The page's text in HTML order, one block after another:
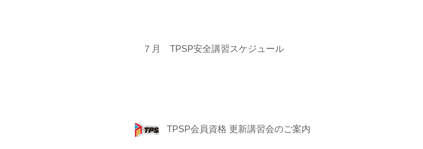
７月 TPSP安全講習スケジュール
TPSP会員資格 更新講習会のご案内